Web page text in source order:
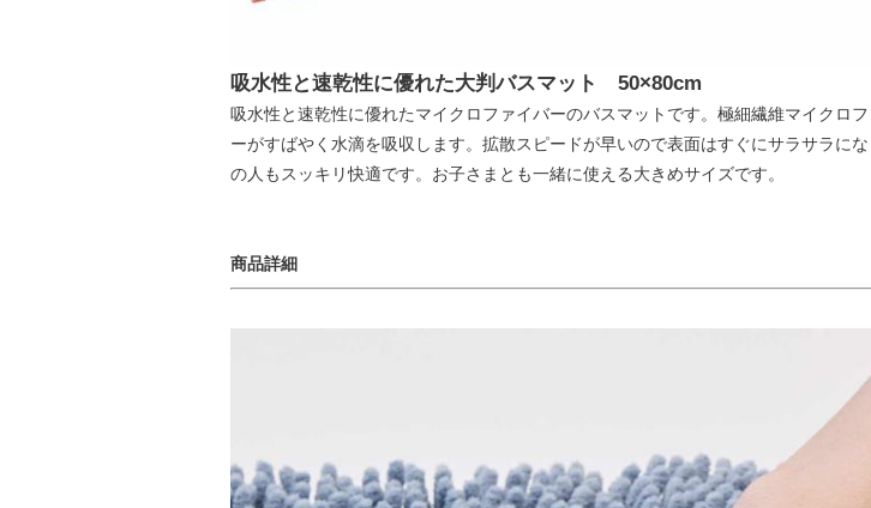
吸水性と速乾性に優れた大判バスマット 50×80cm
吸水性と速乾性に優れたマイクロファイバーのバスマットです。極細繊維マイクロ
ーがすばやく水滴を吸収します。拡散スピードが早いので表面はすぐにサラサラに
の人もスッキリ快適です。お子さまとも一緒に使える大きめサイズです。
商品詳細